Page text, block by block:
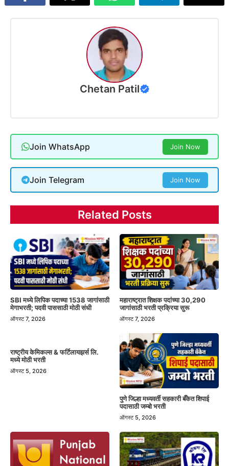
Chetan Patil
Join WhatsApp Join Now
Join Telegram Join Now
Related Posts
SBI मध्ये लिपिक पदाच्या 1538 जागांसाठी
मेगाभरती; पदवी पाससाठी मोठी संधी
ऑगस्ट 7, 2026
महाराष्ट्रात शिक्षक पदांच्या 30,290
जागांसाठी भरती प्रक्रिया सुरू
ऑगस्ट 7, 2026
राष्ट्रीय केमिकल्स & फर्टिलायझर्स लि.
मध्ये मोठी भरती
ऑगस्ट 5, 2026
पुणे जिल्हा मध्यवर्ती सहकारी बँकेत शिपाई
पदासाठी जम्बो भरती
ऑगस्ट 5, 2026